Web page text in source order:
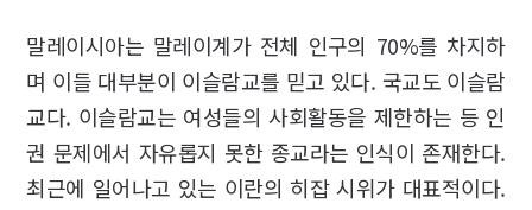
말레이시아는 말레이계가 전체 인구의 70%를 차지하
며 이들 대부분이 이슬람교를 믿고 있다. 국교도 이슬람
교다. 이슬람교는 여성들의 사회활동을 제한하는 등 인
권 문제에서 자유롭지 못한 종교라는 인식이 존재한다.
최근에 일어나고 있는 이란의 히잡 시위가 대표적이다.